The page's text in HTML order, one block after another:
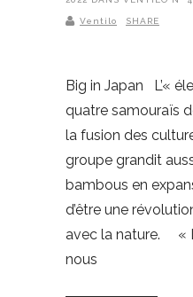
Ventilo SHARE
Big in Japan L’«
quatre samouraïs
la fusion des
groupe grandit
bambous en
d’être une
avec la nature. «
nous